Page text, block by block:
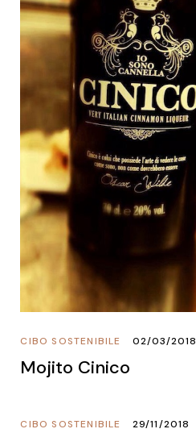
CIBO SOSTENIBILE 02/03/2018
Mojito Cinico
CIBO SOSTENIBILE 29/11/2018